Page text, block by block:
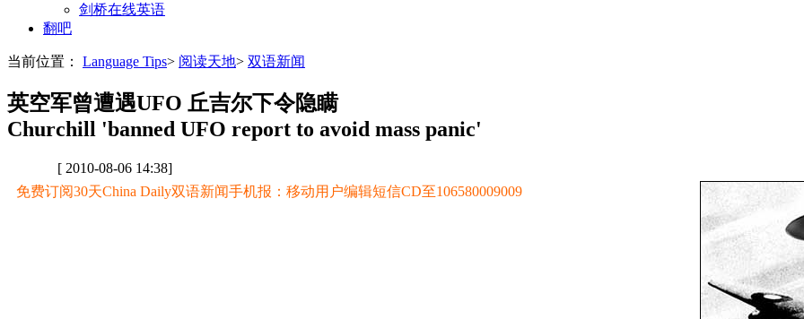
剑桥在线英语
翻吧
当前位置： Language Tips> 阅读天地> 双语新闻
英空军曾遭遇UFO 丘吉尔下令隐瞒
Churchill 'banned UFO report to avoid mass panic'
[ 2010-08-06 14:38]
免费订阅30天China Daily双语新闻手机报：移动用户编辑短信CD至106580009009